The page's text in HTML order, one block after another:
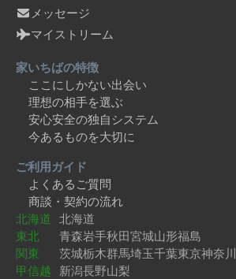
メッセージ
マイストリーム
家いちばの特徴
ここにしかない出会い
理想の相手を選ぶ
安心安全の独自システム
今あるものを大切に
ご利用ガイド
よくあるご質問
商談・契約の流れ
北海道 北海道
東北
青森岩手秋田宮城山形福島
関東
茨城栃木群馬埼玉千葉東京神奈川
甲信越 新潟長野山梨